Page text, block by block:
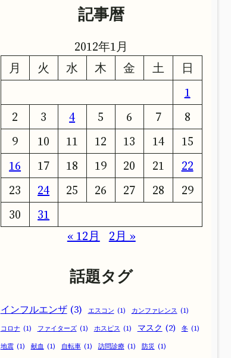
カ
イ
ブ
記事暦
2012年1月
月
火 水 木 金 土
日
1
2
3 4 5 6 7
8
9
10 11 12 13 14
15
16
17 18 19 20 21
22
23
24 25 26 27 28
29
30
31
« 12月
2月 »
話題タグ
インフルエンザ (3) エスコン (1) カンファレンス (1)
コロナ (1) ファイターズ (1) ホスピス (1) マスク (2) 冬 (1)
地震 (1) 献血 (1) 自転車 (1) 訪問診療 (1) 防災 (1)